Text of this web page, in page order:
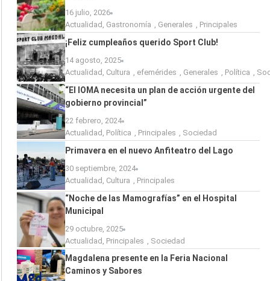
16 julio, 2026
Actualidad , Gastronomía , Generales , Principales
¡Feliz cumpleaños querido Sport Club!
14 agosto, 2025
Actualidad , Cultura , efemérides , Generales , Política ,
“El IOMA necesita un plan de acción urgente del
gobierno provincial”
22 febrero, 2024
Actualidad , Política , Principales , Sociedad
Primavera en el nuevo Anfiteatro del Lago
30 septiembre, 2024
Actualidad , Cultura , Principales
“Noche de las Mamografías” en el Hospital
Municipal
29 octubre, 2025
Actualidad , Principales , Sociedad
Magdalena presente en la Feria Nacional
Caminos y Sabores